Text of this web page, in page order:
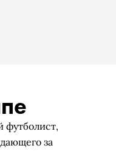
футболист,
за